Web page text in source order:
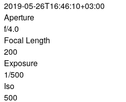
2019-05-26T16:46:10+03:00
Aperture
f/4.0
Focal Length
200
Exposure
1/500
Iso
500